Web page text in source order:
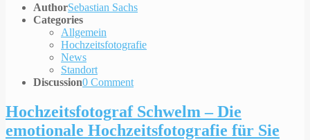
AuthorSebastian Sachs
Categories
Allgemein
Hochzeitsfotografie
News
Standort
Discussion0 Comment
Hochzeitsfotograf Schwelm – Die
emotionale Hochzeitsfotografie für Sie